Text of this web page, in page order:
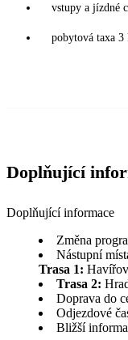
vstupy a jízdné
pobytová taxa 3
Doplňující
Doplňující informace
Změna
Nástupní
Trasa 1:
Trasa 2:
Doprava do
Odjezdové
Bližší